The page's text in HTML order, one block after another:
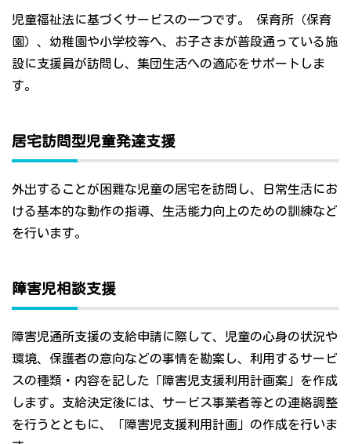
児童福祉法に基づくサービスの一つです。 保育所（保育
園）、幼稚園や小学校等へ、お子さまが普段通っている施
設に支援員が訪問し、集団生活への適応をサポートしま
す。
居宅訪問型児童発達支援
外出することが困難な児童の居宅を訪問し、日常生活にお
ける基本的な動作の指導、生活能力向上のための訓練など
を行います。
障害児相談支援
障害児通所支援の支給申請に際して、児童の心身の状況や
環境、保護者の意向などの事情を勘案し、利用するサービ
スの種類・内容を記した「障害児支援利用計画案」を作成
します。支給決定後には、サービス事業者等との連絡調整
を行うとともに、「障害児支援利用計画」の作成を行いま